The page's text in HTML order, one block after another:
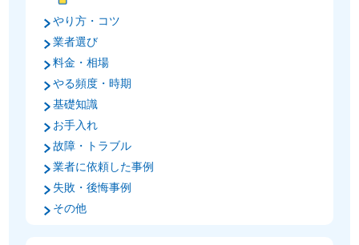
やり方・コツ
業者選び
料金・相場
やる頻度・時期
基礎知識
お手入れ
故障・トラブル
業者に依頼した事例
失敗・後悔事例
その他